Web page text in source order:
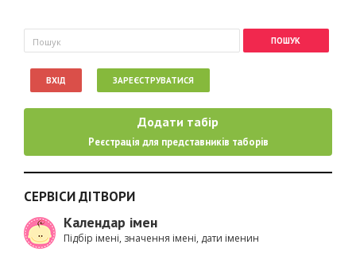
Пошукова форма
Пошук
ВХІД ЗАРЕЄСТРУВАТИСЯ
Додати табір
Реєстрація для представників таборів
СЕРВІСИ ДІТВОРИ
Календар імен
Підбір імені, значення імені, дати іменин